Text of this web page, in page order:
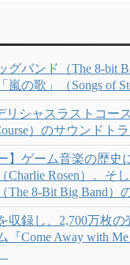
グバンド（The 8-bit
の歌」（Songs of
リシャスラストコー
）のサウンドト
】ゲーム音楽の歴史
Charlie Rosen）。そ
The 8-Bit Big Band）
収録し、2,700万枚の
『Come Away with